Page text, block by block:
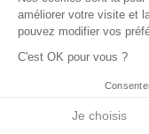
Retrouvez-nous sur :